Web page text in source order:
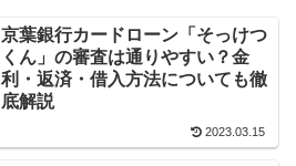
京葉銀行カードローン「そっけつ
くん」の審査は通りやすい？金
利・返済・借入方法についても徹
底解説
2023.03.15